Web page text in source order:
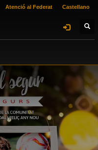
Atenció al Federat Castellano